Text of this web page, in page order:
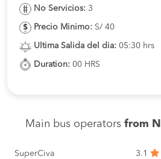
No Servicios: 3
Precio Minimo: S/ 40
Ultima Salida del dia: 05:30 hrs
Duration: 00 HRS
Main bus operators from
SuperCiva 3.1